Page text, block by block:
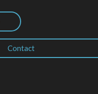
Contact